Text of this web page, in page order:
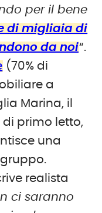
per il bene
di migliaia di
da noi“.
(70% di
a
Marina, il
primo letto,
una
realista
ci saranno